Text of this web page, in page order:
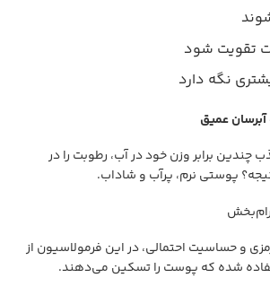
تقویت شود
نگه دارد
چندین برابر وزن خود در آب، رطوبت را در
پوستی نرم، پرآب و شاداب.
و حساسیت احتمالی، در این فرمولاسیون از
شده که پوست را تسکین می‌دهند.